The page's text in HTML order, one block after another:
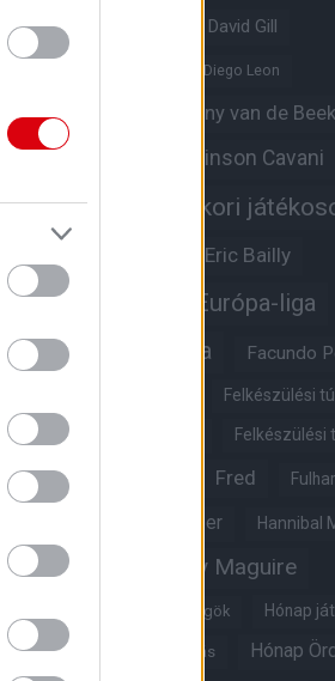
David De Gea David Gill
Diego Leon
Diogo Dalot
Donny van de Beek
Edinson Cavani
Edzői stáb Egykori
Eric Bailly
Erik ten Hag Európa-liga
Everton FA-kupa Facundo
Felkészülési
Felkészülési túra 2024 Felkészülési
Felkészülési túra 2026 Fred
Glazer Hannibal
Harry Amass Harry Maguire
Híres magyar Vörös Ördögök Hónap
Hónap legjobbja szavazás Hónap